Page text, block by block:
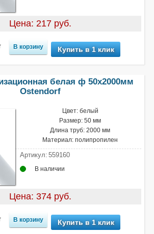
Цена: 217 руб.
Купить в 1 клик
белая ф 50х2000мм
Ostendorf
Цвет: белый
Размер: 50 мм
Длина труб: 2000 мм
Материал: полипропилен
Артикул: 559160
В наличии
Цена: 374 руб.
Купить в 1 клик